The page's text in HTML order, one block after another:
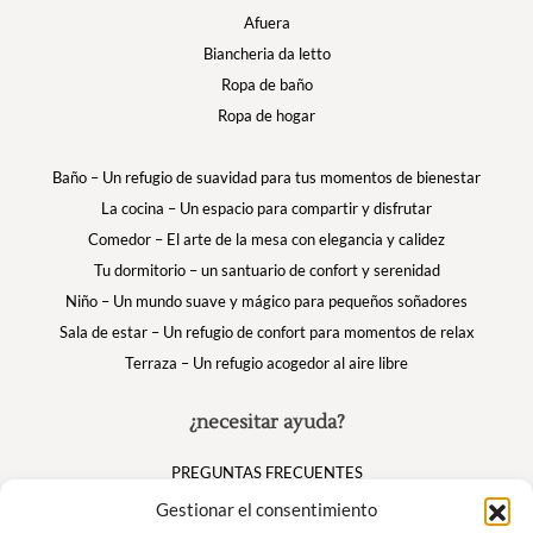
Gestionar el consentimiento
¿necesitar ayuda?
PREGUNTAS FRECUENTES
Mi cuenta
Afuera
Biancheria da letto
Ropa de baño
Ropa de hogar
Baño – Un refugio de suavidad para tus momentos de bienestar
La cocina – Un espacio para compartir y disfrutar
Comedor – El arte de la mesa con elegancia y calidez
Tu dormitorio – un santuario de confort y serenidad
Niño – Un mundo suave y mágico para pequeños soñadores
Sala de estar – Un refugio de confort para momentos de relax
Terraza – Un refugio acogedor al aire libre